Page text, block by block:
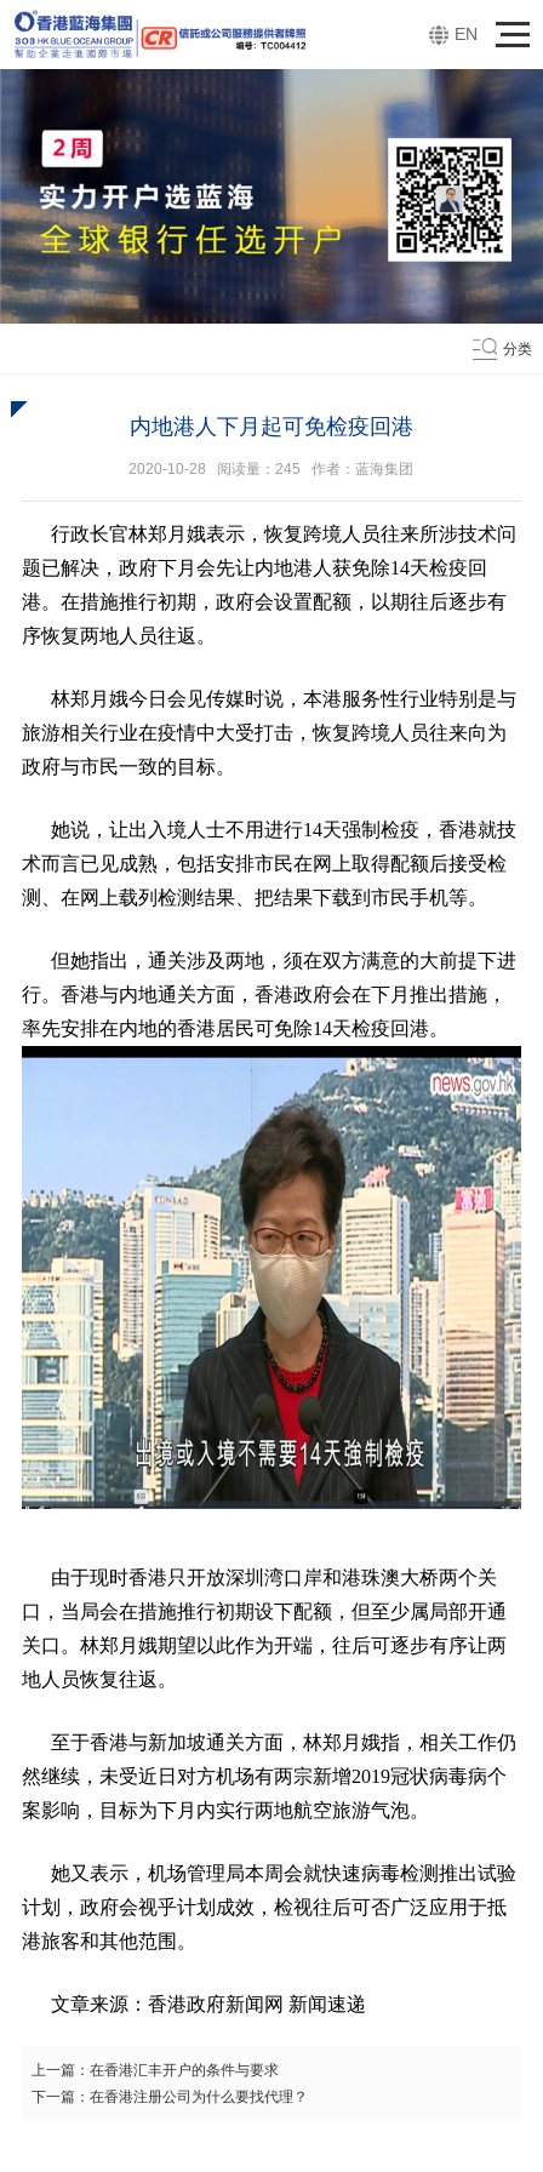
EN
分类
内地港人下月起可免检疫回港
2020-10-28 阅读量：245 作者：蓝海集团
行政长官林郑月娥表示，恢复跨境人员往来所涉技术问
题已解决，政府下月会先让内地港人获免除14天检疫回
港。在措施推行初期，政府会设置配额，以期往后逐步有
序恢复两地人员往返。
林郑月娥今日会见传媒时说，本港服务性行业特别是与
旅游相关行业在疫情中大受打击，恢复跨境人员往来向为
政府与市民一致的目标。
她说，让出入境人士不用进行14天强制检疫，香港就技
术而言已见成熟，包括安排市民在网上取得配额后接受检
测、在网上载列检测结果、把结果下载到市民手机等。
但她指出，通关涉及两地，须在双方满意的大前提下进
行。香港与内地通关方面，香港政府会在下月推出措施，
率先安排在内地的香港居民可免除14天检疫回港。
由于现时香港只开放深圳湾口岸和港珠澳大桥两个关
口，当局会在措施推行初期设下配额，但至少属局部开通
关口。林郑月娥期望以此作为开端，往后可逐步有序让两
地人员恢复往返。
至于香港与新加坡通关方面，林郑月娥指，相关工作仍
然继续，未受近日对方机场有两宗新增2019冠状病毒病个
案影响，目标为下月内实行两地航空旅游气泡。
她又表示，机场管理局本周会就快速病毒检测推出试验
计划，政府会视乎计划成效，检视往后可否广泛应用于抵
港旅客和其他范围。
文章来源：香港政府新闻网 新闻速递
上一篇： 在香港汇丰开户的条件与要求
下一篇： 在香港注册公司为什么要找代理？